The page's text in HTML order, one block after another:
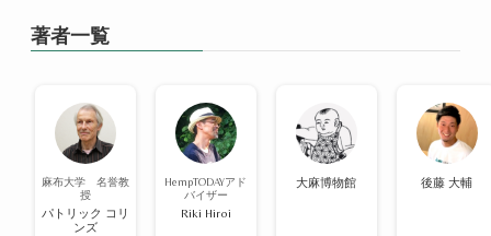
著者一覧
麻布大学 名誉教
授
パトリック コリ
ンズ
HempTODAYアド
バイザー
Riki Hiroi
大麻博物館 後藤 大輔